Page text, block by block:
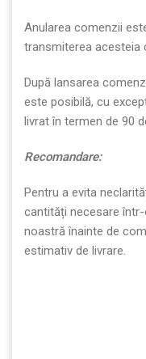
Anularea comenzii
transmiterea acesteia
După lansarea
este posibilă, cu
livrat în termen de 90
Recomandare:
Pentru a evita
cantități necesare
noastră înainte de
estimativ de livrare.